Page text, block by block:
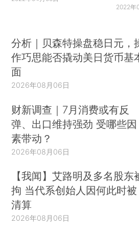
2022年
分析｜贝森特操盘稳日元，
作巧思能否撬动美日货币基
面
2026年08月06日
财新调查｜7月消费或有反
弹、出口维持强劲 受哪些因
素带动？
2026年08月06日
【我闻】艾路明及多名股东
拘 当代系创始人因何此时被
清算
2026年08月06日